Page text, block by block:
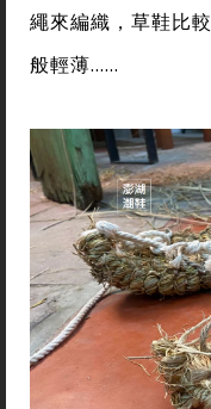
繩來編織，草鞋比
般輕薄……